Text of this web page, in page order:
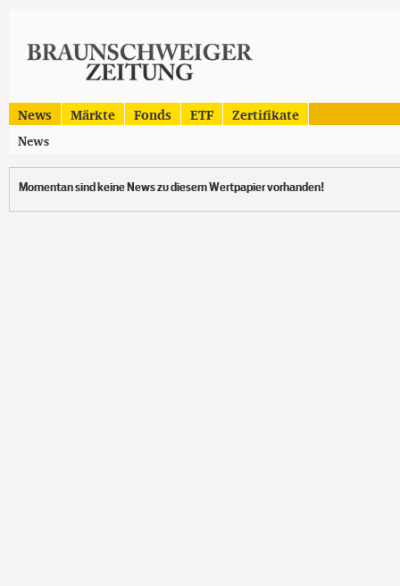
News Märkte Fonds ETF Zertifikate
News
Momentan sind keine News zu diesem Wertpapier vorhanden!